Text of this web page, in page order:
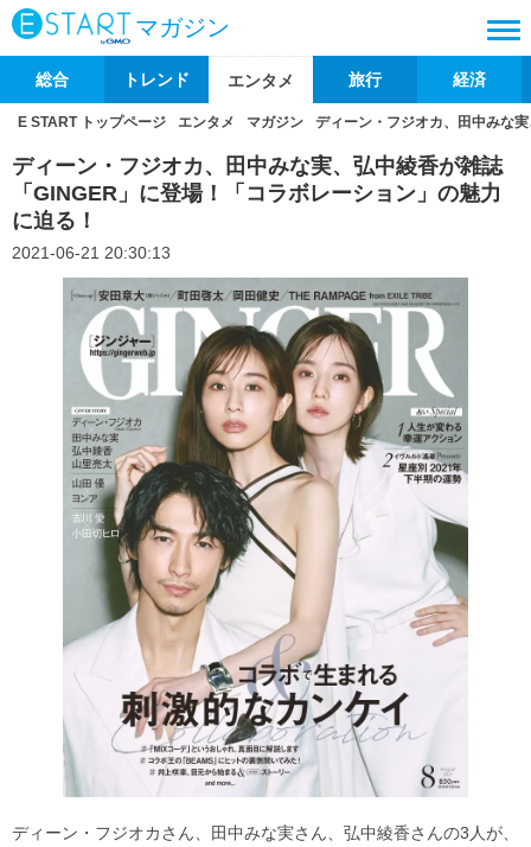
マガジン
総合 トレンド エンタメ 旅行 経済
E START トップページ エンタメ マガジン ディーン・フジオカ、田中みな
ディーン・フジオカ、田中みな実、弘中綾香が雑誌
「GINGER」に登場！「コラボレーション」の魅力
に迫る！
2021-06-21 20:30:13
ディーン・フジオカさん、田中みな実さん、弘中綾香さんの3人が、